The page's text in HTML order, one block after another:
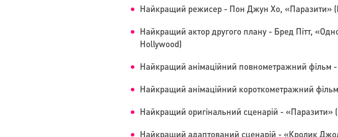
Найкращий режисер - Пон Джун Хо, «Паразити»
Найкращий актор другого плану - Бред Пітт,
Hollywood)
Найкращий анімаційний повнометражний фільм -
Найкращий анімаційний короткометражний
Найкращий оригінальний сценарій - «Паразити»
Найкращий адаптований сценарій - «Кролик